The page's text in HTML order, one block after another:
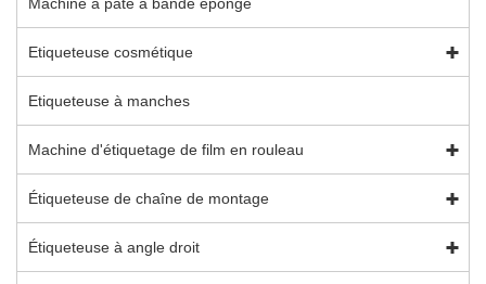
Machine à pâte à bande éponge
Etiqueteuse cosmétique
Etiqueteuse à manches
Machine d'étiquetage de film en rouleau
Étiqueteuse de chaîne de montage
Étiqueteuse à angle droit